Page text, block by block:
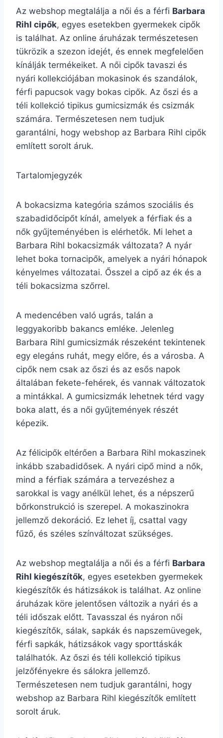
Az webshop megtalálja a női és a férfi Barbara
Rihl cipők, egyes esetekben gyermekek cipők
is találhat. Az online áruházak természetesen
tükrözik a szezon idejét, és ennek megfelelően
kínálják termékeiket. A női cipők tavaszi és
nyári kollekciójában mokasinok és szandálok,
férfi papucsok vagy bokas cipők. Az őszi és a
téli kollekció tipikus gumicsizmák és csizmák
számára. Természetesen nem tudjuk
garantálni, hogy webshop az Barbara Rihl cipők
említett sorolt áruk.
Tartalomjegyzék
A bokacsizma kategória számos szociális és
szabadidőcipőt kínál, amelyek a férfiak és a
nők gyűjteményében is elérhetők. Mi lehet a
Barbara Rihl bokacsizmák változata? A nyár
lehet boka tornacipők, amelyek a nyári hónapok
kényelmes változatai. Ősszel a cipő az ék és a
téli bokacsizma szőrrel.
A medencében való ugrás, talán a
leggyakoribb bakancs emléke. Jelenleg
Barbara Rihl gumicsizmák részeként tekintenek
egy elegáns ruhát, megy előre, és a városba. A
cipők nem csak az őszi és az esős napok
általában fekete-fehérek, és vannak változatok
a mintákkal. A gumicsizmák lehetnek térd vagy
boka alatt, és a női gyűjtemények részét
képezik.
Az félicipők eltérően a Barbara Rihl mokaszinek
inkább szabadidősek. A nyári cipő mind a nők,
mind a férfiak számára a tervezéshez a
sarokkal is vagy anélkül lehet, és a népszerű
bőrkonstrukció is szerepel. A mokaszinokra
jellemző dekoráció. Ez lehet íj, csattal vagy
fűző, és széles színváltozat szükséges.
Az webshop megtalálja a női és a férfi Barbara
Rihl kiegészítők, egyes esetekben gyermekek
kiegészítők és hátizsákok is találhat. Az online
áruházak köre jelentősen változik a nyári és a
téli időszak előtt. Tavasszal és nyáron női
kiegészítők, sálak, sapkák és napszemüvegek,
férfi sapkák, hátizsákok vagy sporttáskák
találhatók. Az őszi és téli kollekció tipikus
jelzőfényekre és sálokra jellemző.
Természetesen nem tudjuk garantálni, hogy
webshop az Barbara Rihl kiegészítők említett
sorolt áruk.